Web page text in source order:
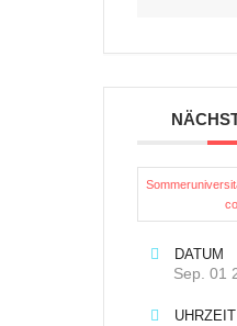
DATUM
Sep. 01
UHRZEIT